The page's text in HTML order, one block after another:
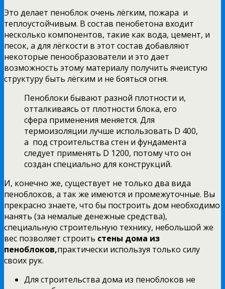
Это делает пеноблок очень лёгким, пожара и
теплоустойчивым. В состав пенобетона входит
несколько компонентов, такие как вода, цемент, и
песок, а для лёгкости в этот состав добавляют
некоторые пенообразователи и это дает
возможность этому материалу получить ячеистую
структуру быть лёгким и не бояться огня.
Пеноблоки бывают разной плотности и,
отталкиваясь от плотности блока, его
сфера применения меняется. Для
термоизоляции лучше использовать D 400,
а под строительства стен и фундамента
следует применять D 1200, потому что он
создан специально для конструкций.
И, конечно же, существует не только два вида
пеноблоков, а так же имеются и промежуточные. Вы
прекрасно знаете, что бы построить дом необходимо
нанять (за немалые денежные средства),
специальную строительную технику, небольшой же
вес позволяет строить стены дома из
пеноблоков,практически используя только силу
своих рук.
Для строительства дома из пеноблоков не